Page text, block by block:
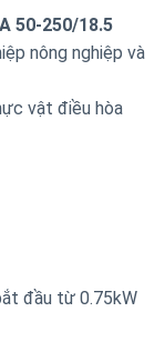
50-250/18.5
nông nghiệp và
vật điều hòa
đầu từ 0.75kW